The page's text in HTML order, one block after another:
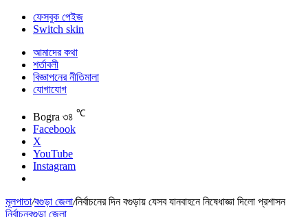
ফেসবুক পেইজ
Switch skin
আমাদের কথা
শর্তাবলী
বিজ্ঞাপনের নীতিমালা
যোগাযোগ
Bogra ৩৪ ℃
Facebook
X
YouTube
Instagram
মূলপাতা/বগুড়া জেলা/নির্বাচনের দিন বগুড়ায় যেসব যানবাহনে নিষেধাজ্ঞা দিলো প্রশাসন
নির্বাচনবগুড়া জেলা